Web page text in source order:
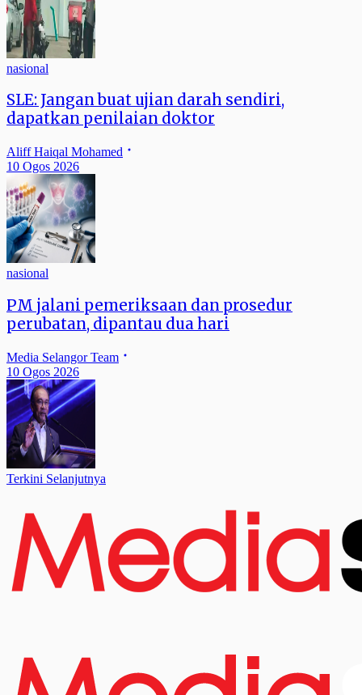
nasional
SLE: Jangan buat ujian darah sendiri,
dapatkan penilaian doktor
Aliff Haiqal Mohamed
10 Ogos 2026
nasional
PM jalani pemeriksaan dan prosedur
perubatan, dipantau dua hari
Media Selangor Team
10 Ogos 2026
Terkini Selanjutnya